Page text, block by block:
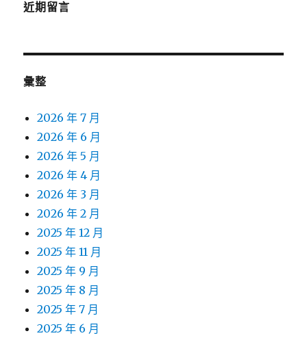
近期留言
彙整
2026 年 7 月
2026 年 6 月
2026 年 5 月
2026 年 4 月
2026 年 3 月
2026 年 2 月
2025 年 12 月
2025 年 11 月
2025 年 9 月
2025 年 8 月
2025 年 7 月
2025 年 6 月